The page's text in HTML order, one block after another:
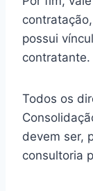
possui
contratante.
Todos os
devem ser,
consultoria